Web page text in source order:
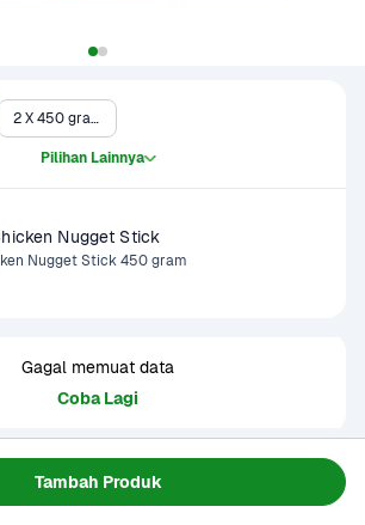
Tambah Produk
2 X 450 gram
Pilihan Lainnya
Nugget Stick
Nugget Stick 450 gram
Gagal memuat data
Coba Lagi
Nugget Stick 450gr Merupakan